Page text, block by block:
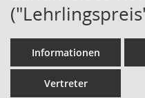
Informationen
Vertreter